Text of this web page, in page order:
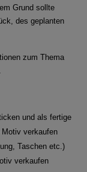
Grund sollte
des geplanten
zum Thema
und als fertige
verkaufen
Taschen etc.)
verkaufen